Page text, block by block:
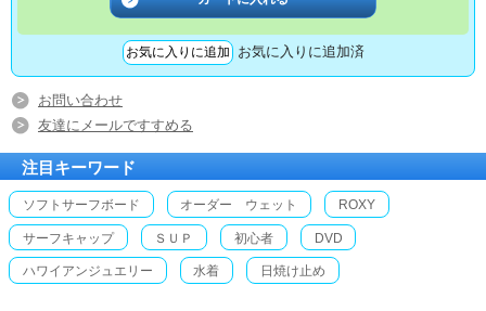
お気に入りに追加済
お問い合わせ
友達にメールですすめる
注目キーワード
ソフトサーフボード オーダー ウェット ROXY
サーフキャップ ＳＵＰ 初心者 DVD
ハワイアンジュエリー 水着 日焼け止め